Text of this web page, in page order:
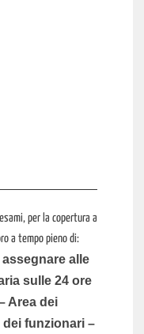
per la copertura a
a tempo pieno di:
assegnare alle
sulle 24 ore
Area dei
funzionari –